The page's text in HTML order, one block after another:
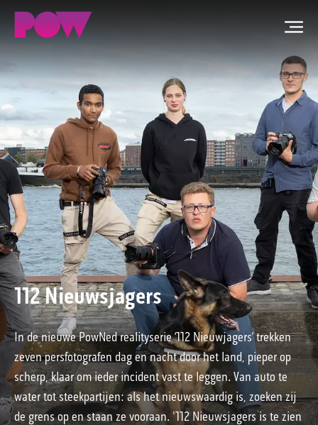
ZOEKEN
NIEUWS
PROGRAMMA'S
TIP DE REDACTIE
WORD LID
CONTACT
112 Nieuwsjagers
In de nieuwe PowNed realityserie ‘112 Nieuwjagers’ trekken
zeven persfotografen dag en nacht door het land, pieper op
scherp, klaar om ieder incident vast te leggen. Van auto te
water tot steekpartijen: als het nieuwswaardig is, zoeken zij
de grens op en staan ze vooraan. '112 Nieuwsjagers is te zien